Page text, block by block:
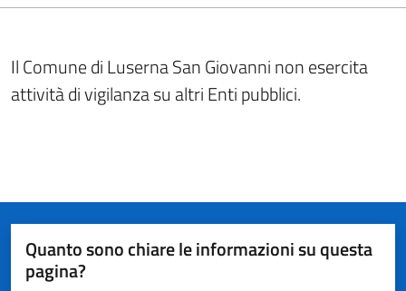
Il Comune di Luserna San Giovanni non esercita
attività di vigilanza su altri Enti pubblici.
Quanto sono chiare le informazioni su questa
pagina?